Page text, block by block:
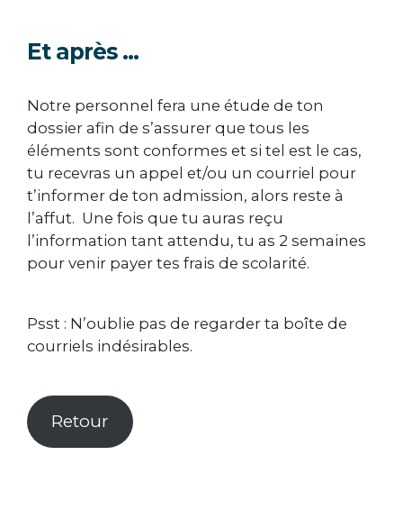
Et après …
Notre personnel fera une étude de ton
dossier afin de s’assurer que tous les
éléments sont conformes et si tel est le cas,
tu recevras un appel et/ou un courriel pour
t’informer de ton admission, alors reste à
l’affut. Une fois que tu auras reçu
l’information tant attendu, tu as 2 semaines
pour venir payer tes frais de scolarité.
Psst : N’oublie pas de regarder ta boîte de
courriels indésirables.
Retour